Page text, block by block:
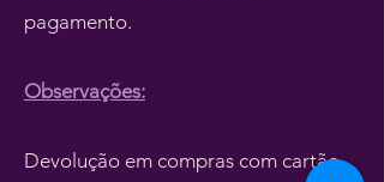
pagamento.
Observações:
Devolução em compras com cartão